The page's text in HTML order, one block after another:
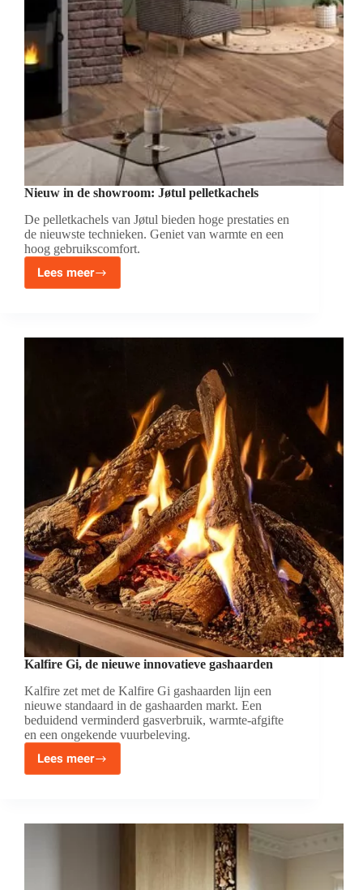
Nieuw in de showroom: Jøtul pelletkachels
De pelletkachels van Jøtul bieden hoge prestaties en
de nieuwste technieken. Geniet van warmte en een
hoog gebruikscomfort.
Lees meer
Nieuw
in
Jøtul
Kalfire Gi, de nieuwe innovatieve gashaarden
Kalfire zet met de Kalfire Gi gashaarden lijn een
nieuwe standaard in de gashaarden markt. Een
beduidend verminderd gasverbruik, warmte-afgifte
en een ongekende vuurbeleving.
Lees meer
Kalfire
Gi,
innovatieve